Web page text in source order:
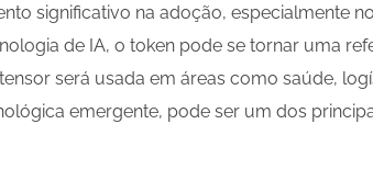
significativo na adoção, especialmente
de IA, o token pode se tornar uma
será usada em áreas como saúde,
emergente, pode ser um dos